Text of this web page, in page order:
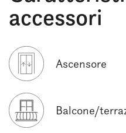
accessori
Ascensore
Balcone/